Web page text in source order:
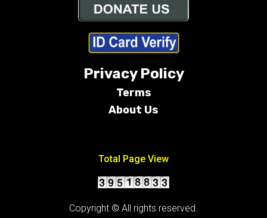
Privacy Policy
Terms
About Us
Total Page View
Copyright © All rights reserved.